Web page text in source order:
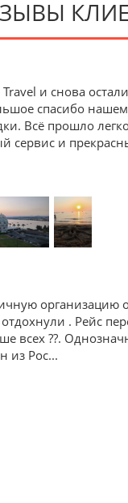
Travel и снова
спасибо
Всё прошло
сервис и
организацию
. Рейс
??.
из Рос...